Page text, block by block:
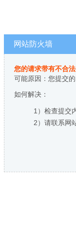
网站防火墙
您的请求带有不合
可能原因：您提交
如何解决：
1）检查提交
2）请联系网